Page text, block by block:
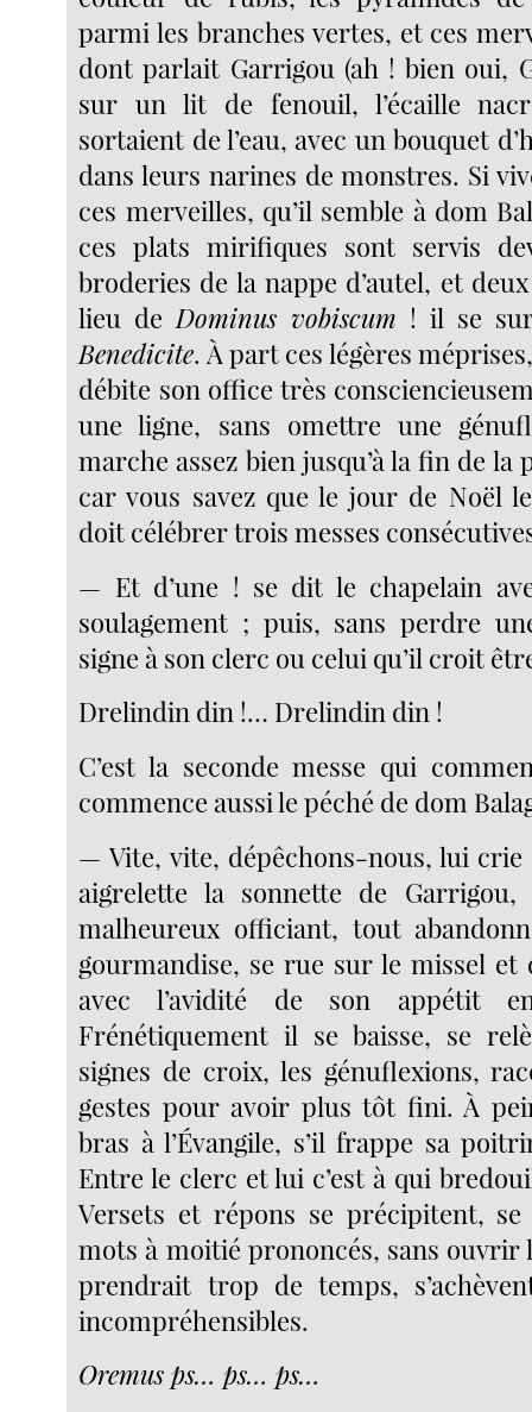
parmi les branches vertes, et ces
dont parlait Garrigou (ah ! bien oui,
sur un lit de fenouil, l’écaille
sortaient de l’eau, avec un bouquet
dans leurs narines de monstres. Si
ces merveilles, qu’il semble à dom
ces plats mirifiques sont servis
broderies de la nappe d’autel, et
lieu deDominus vobiscum ! il se
Benedicite. À part ces légères
débite son office très
une ligne, sans omettre une
marche assez bien jusqu’à la fin de la
car vous savez que le jour de Noël
doit célébrer trois messes
— Et d’une ! se dit le chapelain
soulagement ; puis, sans perdre
signe à son clerc ou celui qu’il croit
Drelindin din !… Drelindin din !
C’est la seconde messe qui
commence aussi le péché de dom
— Vite, vite, dépêchons-nous, lui crie
aigrelette la sonnette de
malheureux officiant, tout
gourmandise, se rue sur le missel et
avec l’avidité de son appétit
Frénétiquement il se baisse, se
signes de croix, les génuflexions,
gestes pour avoir plus tôt fini. À
bras à l’Évangile, s’il frappe sa
Entre le clerc et lui c’est à qui
Versets et répons se précipitent, se
mots à moitié prononcés, sans ouvrir
prendrait trop de temps,
incompréhensibles.
Oremus ps… ps… ps…